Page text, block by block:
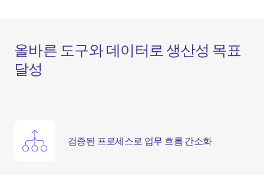
올바른 도구와 데이터로 생산성 목표
달성
검증된 프로세스로 업무 흐름 간소화